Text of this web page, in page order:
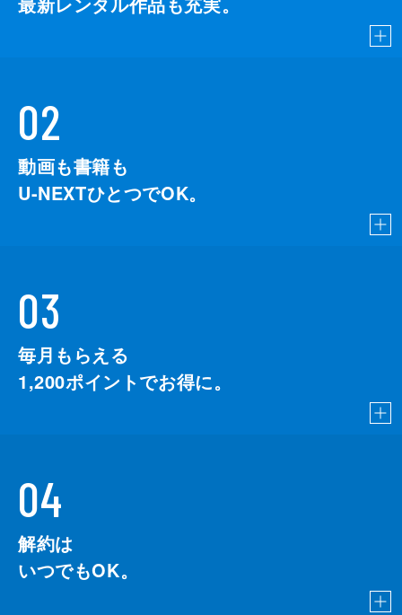
02
動画も書籍も
U-NEXTひとつでOK。
03
毎月もらえる
1,200ポイントでお得に。
04
解約は
いつでもOK。